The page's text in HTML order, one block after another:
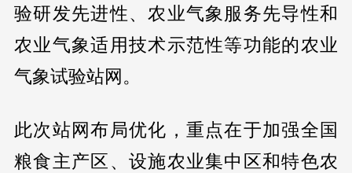
验研发先进性、农业气象服务先导性和
农业气象适用技术示范性等功能的农业
气象试验站网。
此次站网布局优化，重点在于加强全国
粮食主产区、设施农业集中区和特色农